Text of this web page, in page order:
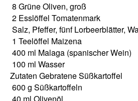
8 Grü­ne Oli­ven, groß
2 Ess­löf­fel Toma­ten­mark
Salz, Pfef­fer, fünf Lor­beer­blät­ter,
1 Tee­löf­fel Mai­ze­na
400 ml Mala­ga (spa­ni­scher Wein)
100 ml Was­ser
Zuta­ten Gebra­te­ne Süßkartoffel
600 g Süß­kar­tof­feln
40 ml Oli­ven­öl